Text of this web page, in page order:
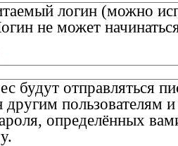
логин (можно
не может
будут отправляться
другим пользователям
определённых